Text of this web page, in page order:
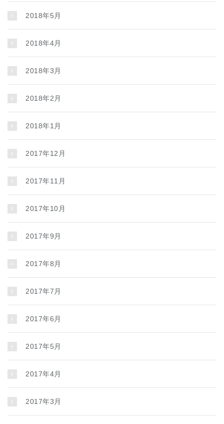
2018年5月
2018年4月
2018年3月
2018年2月
2018年1月
2017年12月
2017年11月
2017年10月
2017年9月
2017年8月
2017年7月
2017年6月
2017年5月
2017年4月
2017年3月